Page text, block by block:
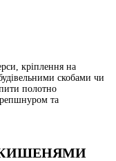
кріплення на
скобами чи
полотно
репшнуром та
КИШЕНЯМИ